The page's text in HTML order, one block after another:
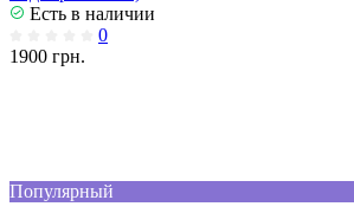
Есть в наличии
0
1900 грн.
Популярный